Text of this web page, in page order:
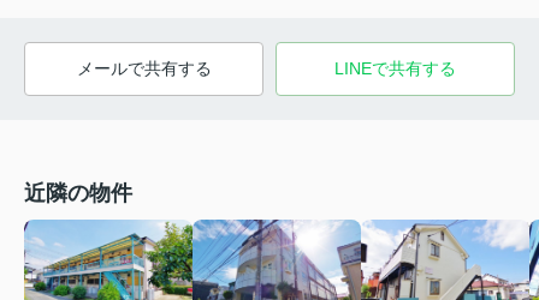
メールで共有する LINEで共有する
近隣の物件